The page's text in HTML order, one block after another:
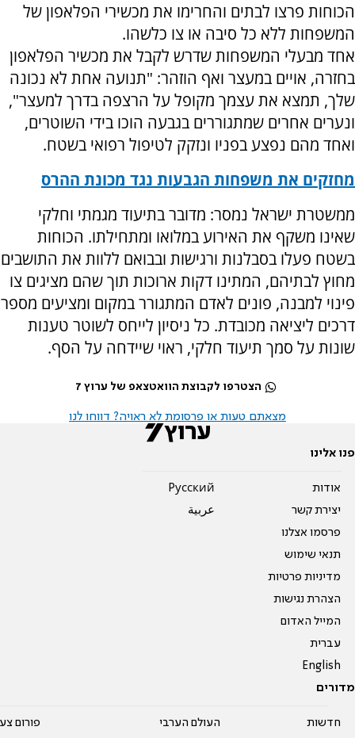
הכוחות פרצו לבתים והחרימו את מכשירי הפלאפון של
המשפחות ללא כל סיבה או צו כלשהו.
אחד מבעלי המשפחות שדרש לקבל את מכשיר הפלאפון
בחזרה, אויים במעצר ואף הוזהר: "תנועה אחת לא נכונה
שלך, תמצא את עצמך מקופל על הרצפה בדרך למעצר",
ונערים אחרים שמתגוררים בגבעה הוכו בידי השוטרים,
ואחד מהם נפצע בפניו ונזקק לטיפול רפואי בשטח.
מחזקים את משפחות הגבעות נגד מכונת ההרס
ממשטרת ישראל נמסר: מדובר בתיעוד מגמתי וחלקי
שאינו משקף את האירוע במלואו ומתחילתו. הכוחות
בשטח פעלו בסבלנות ורגישות ובבואם ללוות את התושבים
מחוץ לבתיהם, המתינו דקות ארוכות תוך שהם מציגים צו
פינוי למבנה, פונים לאדם המתגורר במקום ומציעים מספר
דרכים ליציאה מכובדת. כל ניסיון לייחס לשוטר טענות
שונות על סמך תיעוד חלקי, ראוי שיידחה על הסף.
הצטרפו לקבוצת הוואטצאפ של ערוץ 7
מצאתם טעות או פרסומת לא ראויה? דווחו לנו
פנו אלינו
אודות
יצירת קשר
פרסמו אצלנו
תנאי שימוש
מדיניות פרטיות
הצהרת נגישות
המייל האדום
עברית
English
Pусский
عربية
מדורים
חדשות העולם הערבי פורום